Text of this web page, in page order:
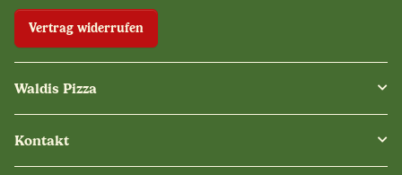
Vertrag widerrufen
Waldis Pizza
Kontakt